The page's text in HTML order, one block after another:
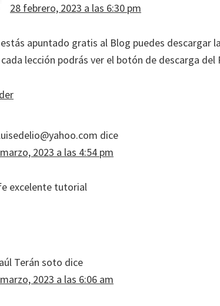
28 febrero, 2023 a las 6:30 pm
apuntado gratis al Blog puedes descargar
lección podrás ver el botón de descarga del
dice
2023 a las 4:54 pm
excelente tutorial
Terán soto dice
2023 a las 6:06 am